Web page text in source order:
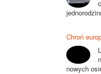
Chroń
nowych